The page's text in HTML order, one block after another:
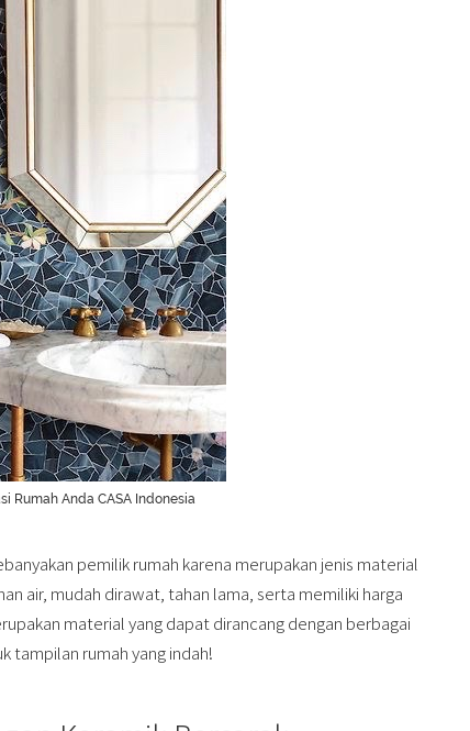
Rumah Anda CASA Indonesia
pemilik rumah karena merupakan jenis material
air, mudah dirawat, tahan lama, serta memiliki harga
material yang dapat dirancang dengan berbagai
tampilan rumah yang indah!